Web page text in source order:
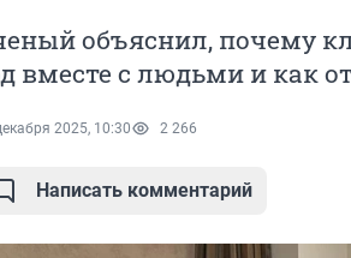
объяснил, почему
вместе с людьми и как
2025, 10:30 2 266
Написать комментарий